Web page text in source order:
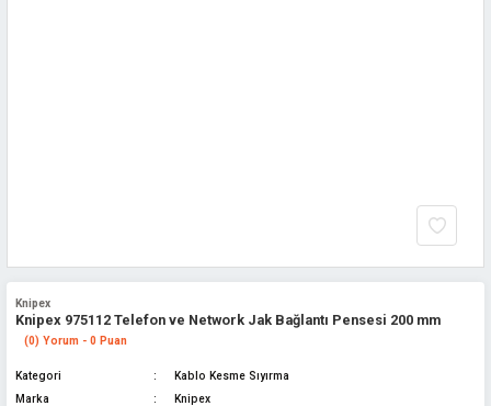
Knipex
Knipex 975112 Telefon ve Network Jak Bağlantı Pensesi 200 mm
(0) Yorum - 0 Puan
Kategori
Kablo Kesme Sıyırma
Marka
Knipex